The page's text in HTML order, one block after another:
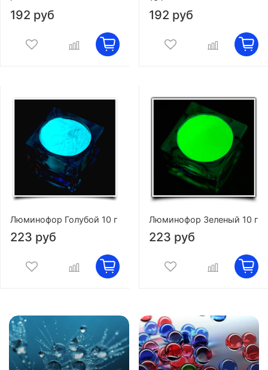
192 руб 192 руб
Люминофор Голубой 10 г
223 руб
Люминофор Зеленый 10 г
223 руб